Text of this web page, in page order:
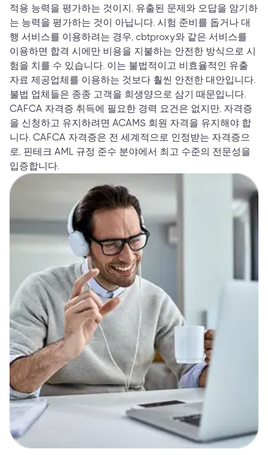
적용 능력을 평가하는 것이지, 유출된 문제와 오답을 암기하
는 능력을 평가하는 것이 아닙니다. 시험 준비를 돕거나 대
행 서비스를 이용하려는 경우, cbtproxy와 같은 서비스를
이용하면 합격 시에만 비용을 지불하는 안전한 방식으로 시
험을 치를 수 있습니다. 이는 불법적이고 비효율적인 유출
자료 제공업체를 이용하는 것보다 훨씬 안전한 대안입니다.
불법 업체들은 종종 고객을 희생양으로 삼기 때문입니다.
CAFCA 자격증 취득에 필요한 경력 요건은 없지만, 자격증
을 신청하고 유지하려면 ACAMS 회원 자격을 유지해야 합
니다. CAFCA 자격증은 전 세계적으로 인정받는 자격증으
로, 핀테크 AML 규정 준수 분야에서 최고 수준의 전문성을
입증합니다.